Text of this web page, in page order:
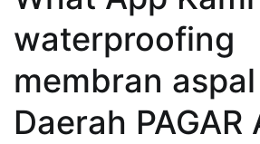
waterproofing
membran
Daerah PAGAR